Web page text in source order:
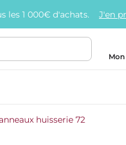
les 1 000€ d'achats. J'en
huisserie 72